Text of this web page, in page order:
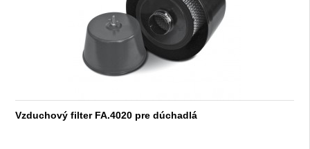
Vzduchový filter FA.4020 pre dúchadlá